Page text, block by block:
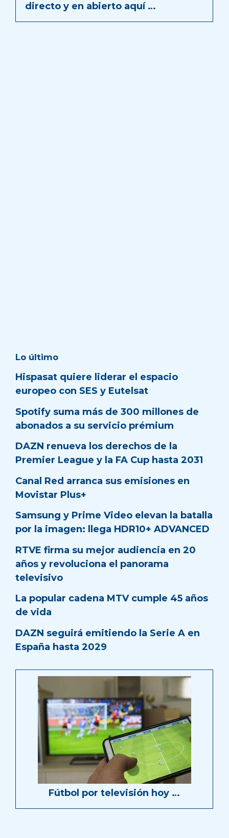
directo y en abierto aquí …
Lo último
Hispasat quiere liderar el espacio
europeo con SES y Eutelsat
Spotify suma más de 300 millones de
abonados a su servicio prémium
DAZN renueva los derechos de la
Premier League y la FA Cup hasta 2031
Canal Red arranca sus emisiones en
Movistar Plus+
Samsung y Prime Video elevan la batalla
por la imagen: llega HDR10+ ADVANCED
RTVE firma su mejor audiencia en 20
años y revoluciona el panorama
televisivo
La popular cadena MTV cumple 45 años
de vida
DAZN seguirá emitiendo la Serie A en
España hasta 2029
Fútbol por televisión hoy …